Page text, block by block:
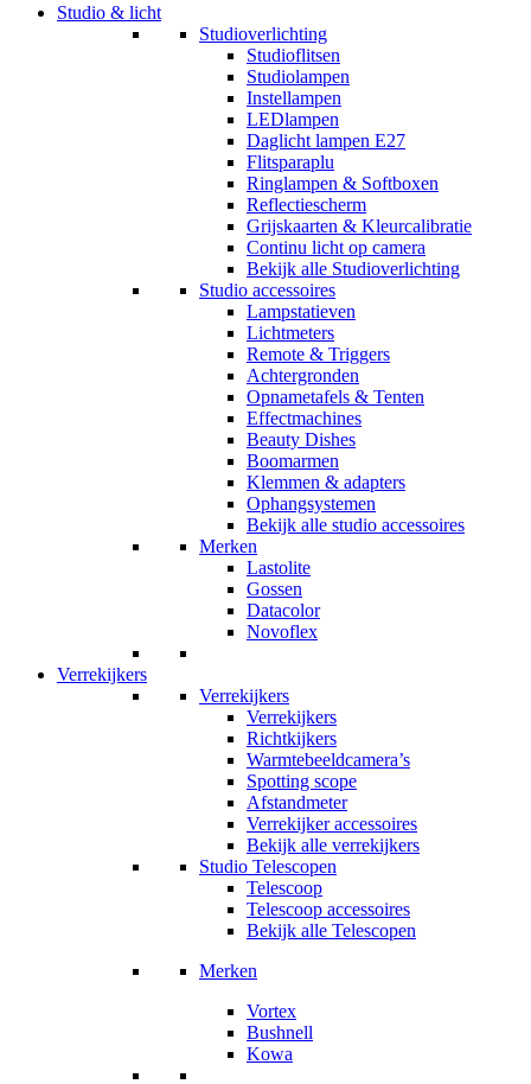
Studio & licht
Studioverlichting
Studioflitsen
Studiolampen
Instellampen
LEDlampen
Daglicht lampen E27
Flitsparaplu
Ringlampen & Softboxen
Reflectiescherm
Grijskaarten & Kleurcalibratie
Continu licht op camera
Bekijk alle Studioverlichting
Studio accessoires
Lampstatieven
Lichtmeters
Remote & Triggers
Achtergronden
Opnametafels & Tenten
Effectmachines
Beauty Dishes
Boomarmen
Klemmen & adapters
Ophangsystemen
Bekijk alle studio accessoires
Merken
Lastolite
Gossen
Datacolor
Novoflex
Verrekijkers
Verrekijkers
Verrekijkers
Richtkijkers
Warmtebeeldcamera’s
Spotting scope
Afstandmeter
Verrekijker accessoires
Bekijk alle verrekijkers
Studio Telescopen
Telescoop
Telescoop accessoires
Bekijk alle Telescopen
Merken
Vortex
Bushnell
Kowa